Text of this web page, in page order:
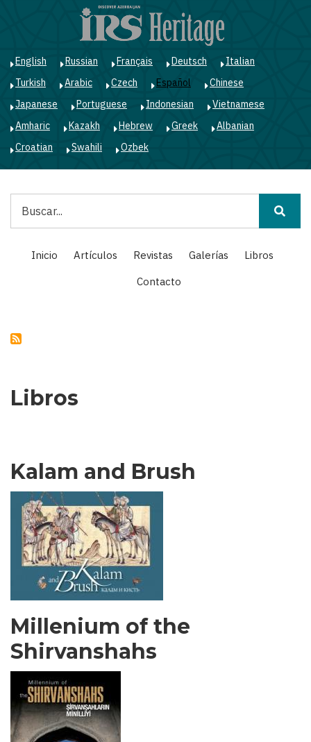
English Russian Français Deutsch
Italian
Turkish
Arabic Czech Español
Chinese
Japanese
Portuguese Indonesian
Vietnamese
Amharic
Kazakh Hebrew Greek
Albanian
Croatian
Swahili Ozbek
Main
navigation
Inicio Artículos Revistas Galerías
Libros
Contacto
Libros
Kalam and Brush
Millenium of the
Shirvanshahs